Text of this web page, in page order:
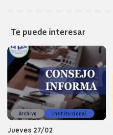
Te puede interesar
Archivo Institucional
Jueves 27/02